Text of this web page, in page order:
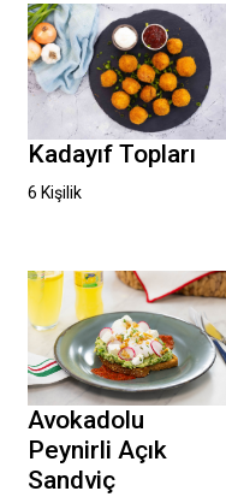
Kadayıf Topları
6 Kişilik
Avokadolu
Peynirli Açık
Sandviç